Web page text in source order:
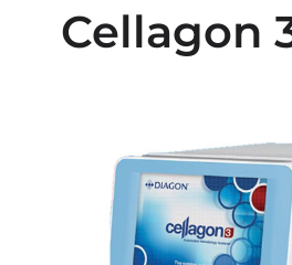
Cellagon